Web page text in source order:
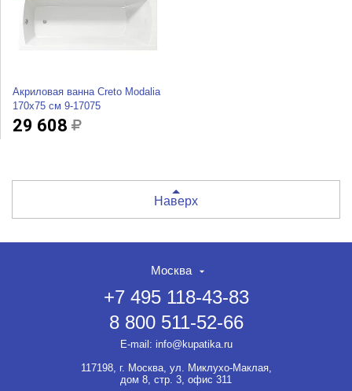
Акриловая ванна Creto Modalia
170x75 см 9-17075
29 608
Наверх
Москва
+7 495 118-43-83
8 800 511-52-66
E-mail: info@kupatika.ru
117198, г. Москва, ул. Миклухо-Маклая,
дом 8, стр. 3, офис 311